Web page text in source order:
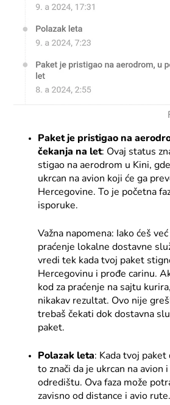
Paket je pristigao na
čekanja na let: Ovaj status
stigao na aerodrom u Kini,
ukrcan na avion koji će ga
Hercegovine. To je početna
isporuke.
Važna napomena: Iako ćeš
praćenje lokalne dostavne
vredi tek kada tvoj paket
Hercegovinu i prođe carinu.
kod za praćenje na sajtu
nikakav rezultat. Ovo nije
trebaš čekati dok dostavna
paket.
Polazak leta: Kada tvoj
to znači da je ukrcan na avion
odredištu. Ova faza može
zavisno od distance i avio rute.